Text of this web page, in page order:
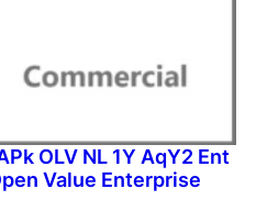
OLV NL 1Y AqY2 Ent
Value Enterprise